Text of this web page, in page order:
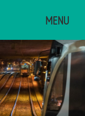
MENU